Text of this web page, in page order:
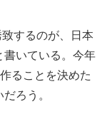
するのが、日本
いている。今年
ることを決めた
ろう。